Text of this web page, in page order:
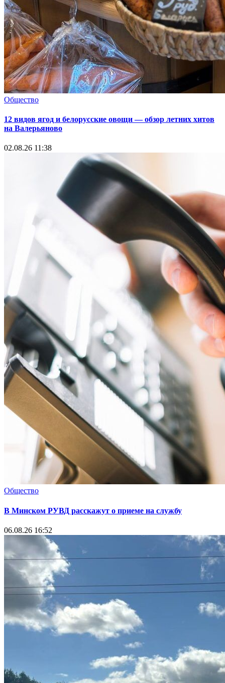
Общество
12 видов ягод и белорусские овощи — обзор летних хитов
на Валерьяново
02.08.26 11:38
Общество
В Минском РУВД расскажут о приеме на службу
06.08.26 16:52